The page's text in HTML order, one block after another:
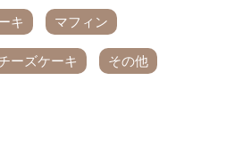
キ マフィン
ーズケーキ その他